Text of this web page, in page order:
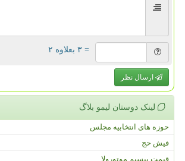
= ۳ بعلاوه ۲
ارسال نظر
لینک دوستان لیمو بلاگ
حوزه های انتخابیه مجلس
فیش حج
قیمت بیسیم موتورولا